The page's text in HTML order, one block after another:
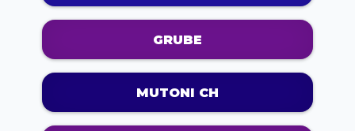
GRUBE
MUTONI CH